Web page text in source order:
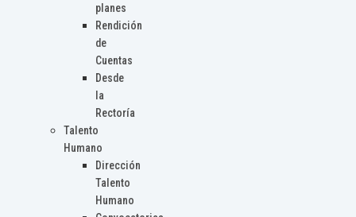
planes
Rendición
de
Cuentas
Desde
la
Rectoría
Talento
Humano
Dirección
Talento
Humano